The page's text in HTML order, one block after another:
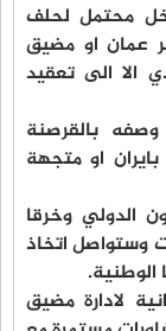
محتمل لحلف
عمان او مضيق
الا الى تعقيد
وصفه بالقرصنة
او متجهة
الدولي وخرقا
وستواصل اتخاذ
لادارة مضيق